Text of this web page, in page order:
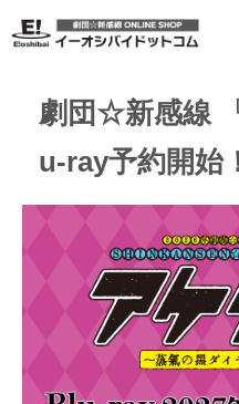
劇団☆新感線
u-ray予約開始